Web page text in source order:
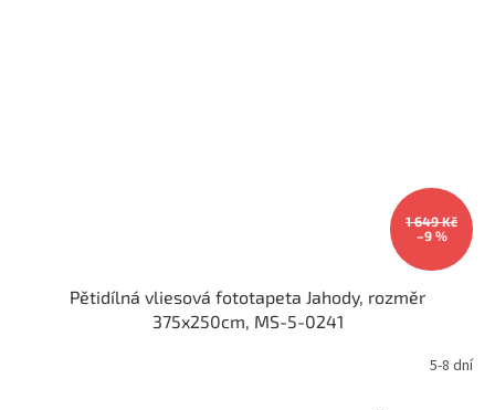
1 649 Kč
–9 %
Pětidílná vliesová fototapeta Jahody, rozměr
375x250cm, MS-5-0241
5-8 dní